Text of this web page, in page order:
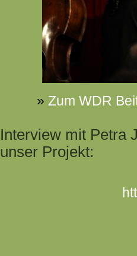
» Zum WDR
Interview mit Petra
unser Projekt: